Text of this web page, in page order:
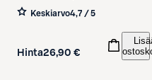
Keskiarvo4,7 / 5
Hinta26,90 €